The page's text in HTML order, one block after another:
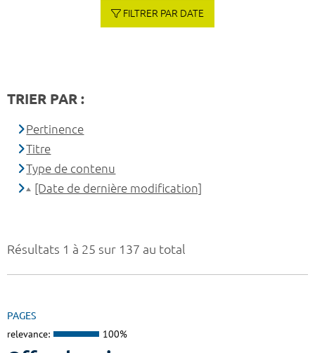
Résultats 1 à 25 sur 137 au total
PAGES
relevance: 100%
FILTRER PAR DATE
TRIER PAR :
Pertinence
Titre
Type de contenu
[Date de dernière modification]